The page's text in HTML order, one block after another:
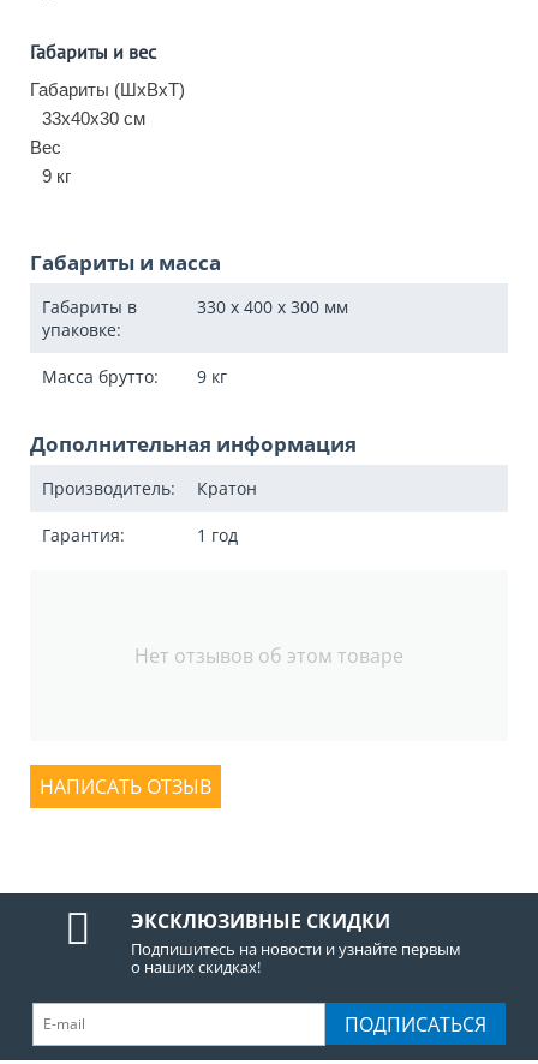
Габариты и вес
Габариты (ШхВхТ)
33x40x30 см
Вес
9 кг
Габариты и масса
Габариты в
упаковке:
330 x 400 x 300 мм
Масса брутто: 9 кг
Дополнительная информация
Производитель: Кратон
Гарантия: 1 год
Нет отзывов об этом товаре
НАПИСАТЬ ОТЗЫВ
ЭКСКЛЮЗИВНЫЕ СКИДКИ
Подпишитесь на новости и узнайте первым
о наших скидках!
ПОДПИСАТЬСЯ